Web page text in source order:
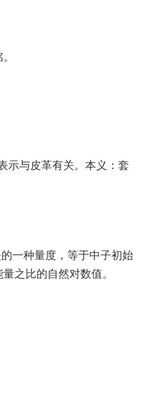
示与皮革有关。本义：套
一种量度，等于中子初始
之比的自然对数值。